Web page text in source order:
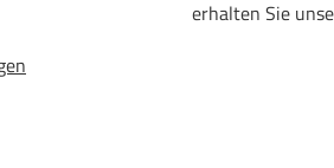
erhalten Sie